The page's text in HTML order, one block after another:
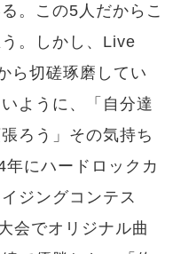
。この5人だからこ
。しかし、Live
ら切磋琢磨してい
ように、「自分達
ろう」その気持ち
にハードロックカ
ジングコンテス
会でオリジナル曲